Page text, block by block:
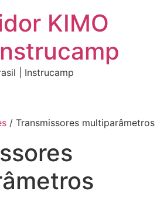
KIMO
| Instrucamp
/ Transmissores multiparâmetros